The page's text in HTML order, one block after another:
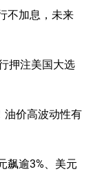
不加息，未来
押注美国大选
油价高波动性有
飙逾3%、美元